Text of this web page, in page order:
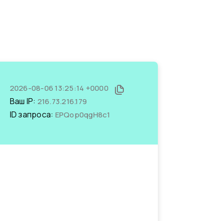
2026-08-06 13:25:14 +0000
Ваш IP: 216.73.216.179
ID запроса: EPQop0qgH8c1